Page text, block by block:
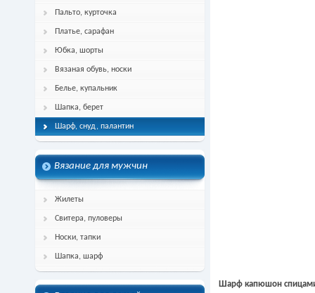
Пальто, курточка
Платье, сарафан
Юбка, шорты
Вязаная обувь, носки
Белье, купальник
Шапка, берет
Шарф, снуд, палантин
Вязание для мужчин
Жилеты
Свитера, пуловеры
Носки, тапки
Шапка, шарф
Шарф капюшон